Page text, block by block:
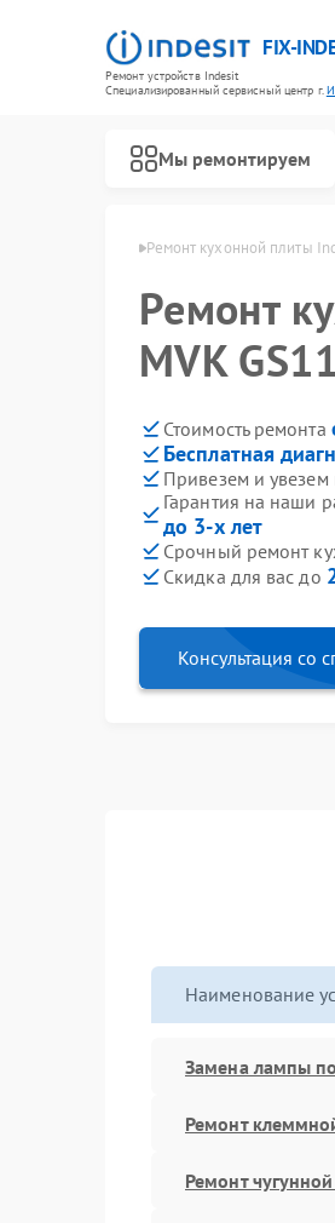
FIX-
Ремонт устройств Indesit
Специализированный cервисный центр г.
Мы ремонтируем
Ремонт кухонной плиты
Ремонт
MVK
Стоимость ремонта
Бесплатная
Привезем и увезем
Гарантия на наши
до 3-х лет
Срочный ремонт
Скидка для вас до
Консультация со
Наименование
Замена лампы
Ремонт
Ремонт